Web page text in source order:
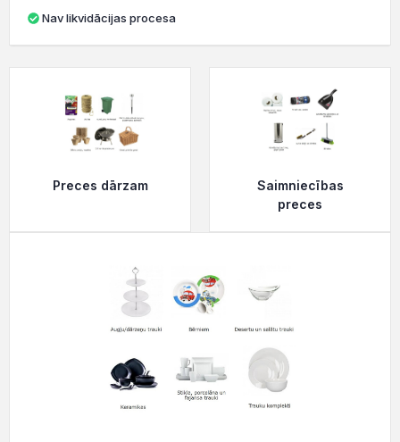
Nav likvidācijas procesa
Preces dārzam
Saimniecības
preces